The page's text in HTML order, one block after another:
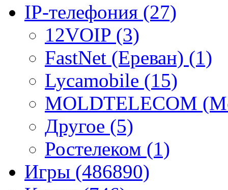
IP-телефония (27)
12VOIP (3)
FastNet (Ереван) (1)
Lycamobile (15)
MOLDTELECOM
Другое (5)
Ростелеком (1)
Игры (486890)